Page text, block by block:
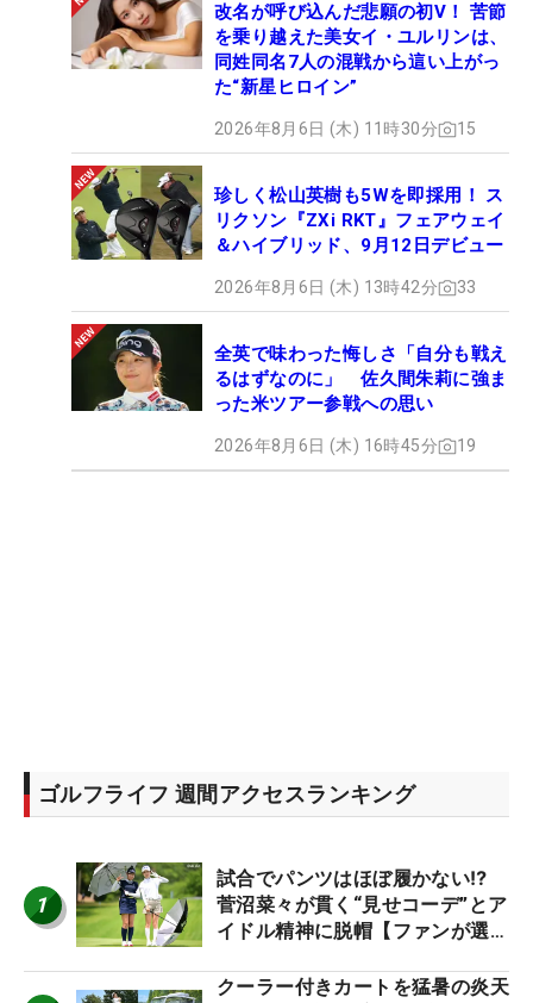
改名が呼び込んだ悲願の初V！ 苦節
を乗り越えた美女イ・ユルリンは、
同姓同名7人の混戦から這い上がっ
た“新星ヒロイン”
2026年8月6日 (木) 11時30分 15
珍しく松山英樹も5Wを即採用！ ス
リクソン『ZXi RKT』フェアウェイ
＆ハイブリッド、9月12日デビュー
2026年8月6日 (木) 13時42分 33
全英で味わった悔しさ「自分も戦え
るはずなのに」 佐久間朱莉に強ま
った米ツアー参戦への思い
2026年8月6日 (木) 16時45分 19
ゴルフライフ 週間アクセスランキング
1
試合でパンツはほぼ履かない⁉
菅沼菜々が貫く“見せコーデ”とア
イドル精神に脱帽【ファンが選ぶ
クーラー付きカートを猛暑の炎天